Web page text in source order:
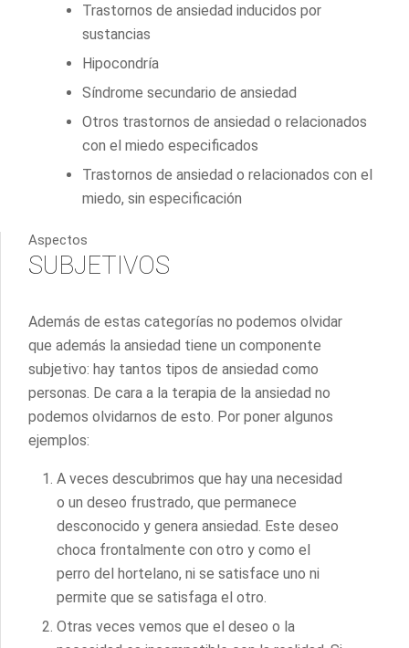
Trastornos de ansiedad inducidos por
sustancias
Hipocondría
Síndrome secundario de ansiedad
Otros trastornos de ansiedad o relacionados
con el miedo especificados
Trastornos de ansiedad o relacionados con el
miedo, sin especificación
Aspectos
SUBJETIVOS
Además de estas categorías no podemos olvidar
que además la ansiedad tiene un componente
subjetivo: hay tantos tipos de ansiedad como
personas. De cara a la terapia de la ansiedad no
podemos olvidarnos de esto. Por poner algunos
ejemplos:
A veces descubrimos que hay una necesidad
o un deseo frustrado, que permanece
desconocido y genera ansiedad. Este deseo
choca frontalmente con otro y como el
perro del hortelano, ni se satisface uno ni
permite que se satisfaga el otro.
Otras veces vemos que el deseo o la